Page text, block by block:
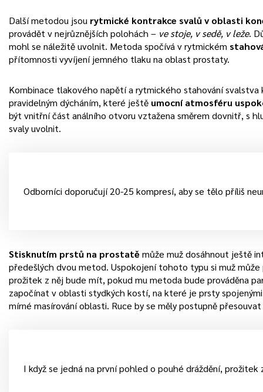
Další metodou jsou rytmické kontrakce svalů v oblasti
provádět v nejrůznějších polohách – ve stoje, v sedě, v leže.
mohl se náležitě uvolnit. Metoda spočívá v rytmickém
přítomnosti vyvíjení jemného tlaku na oblast prostaty.
Kombinace tlakového napětí a rytmického stahování svalstva
pravidelným dýcháním, které ještě umocní atmosféru
být vnitřní část análního otvoru vztažena směrem dovnitř, s
svaly uvolnit.
Odborníci doporučují 20-25 kompresí, aby se tělo příliš
Stisknutím prstů na prostatěmůže muž dosáhnout ještě
předešlých dvou metod. Uspokojení tohoto typu si muž
prožitek z něj bude mít, pokud mu metoda bude prováděna
započínat v oblasti stydkých kostí, na které je prsty
mírné masírování oblasti. Ruce by se měly postupně
I když se jedná na první pohled o pouhé dráždění, prožitek